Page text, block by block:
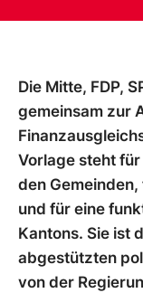
Die Mitte, FDP,
gemeinsam zur
Vorlage steht
den
und für eine
Kantons. Sie ist
abgestützten
von der